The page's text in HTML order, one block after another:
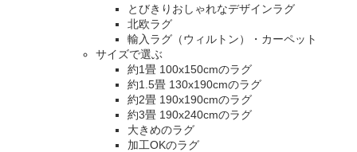
とびきりおしゃれなデザインラグ
北欧ラグ
輸入ラグ（ウィルトン）・カーペット
サイズで選ぶ
約1畳 100x150cmのラグ
約1.5畳 130x190cmのラグ
約2畳 190x190cmのラグ
約3畳 190x240cmのラグ
大きめのラグ
加工OKのラグ